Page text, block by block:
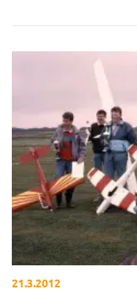
21.3.2012